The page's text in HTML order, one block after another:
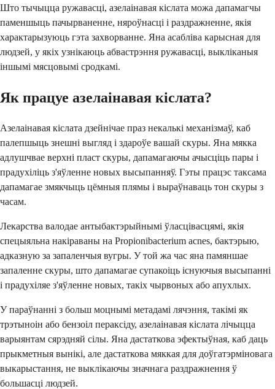
Што тычыцца ружавасці, азелаінавая кіслата можа дапамагчы
паменшыць пачырваненне, няроўнасці і раздражненне, якія
характарызуюць гэта захворванне. Яна асабліва карысная для
людзей, у якіх узнікаюць абвастрэння ружавасці, выкліканыя
іншымі мясцовымі сродкамі.
Як працуе азелаінавая кіслата?
Азелаінавая кіслата дзейнічае праз некалькі механізмаў, каб
палепшыць знешні выгляд і здароўе вашай скуры. Яна мякка
адлушчвае верхні пласт скуры, дапамагаючы ачысціць пары і
прадухіліць з'яўленне новых высыпанняў. Гэты працэс таксама
дапамагае змякчыць цёмныя плямы і выраўнаваць тон скуры з
часам.
Лекарства валодае антыбактэрыйнымі ўласцівасцямі, якія
спецыяльна накіраваны на Propionibacterium acnes, бактэрыю,
адказную за запаленчыя вугры. У той жа час яна памяншае
запаленне скуры, што дапамагае супакоіць існуючыя высыпанні
і прадухіляе з'яўленне новых, такіх чырвоных або апухлых.
У параўнанні з больш моцнымі метадамі лячэння, такімі як
трэтыноін або бензоіл пераксіду, азелаінавая кіслата лічыцца
варыянтам сярэдняй сілы. Яна дастаткова эфектыўная, каб даць
прыкметныя вынікі, але дастаткова мяккая для доўгатэрміновага
выкарыстання, не выклікаючы значнага раздражнення ў
большасці людзей.